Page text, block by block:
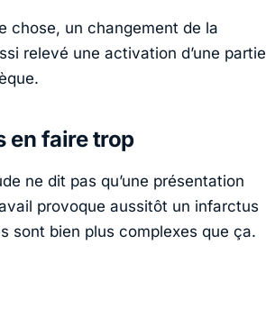
chose, un changement de la
relevé une activation d’une partie
en faire trop
ne dit pas qu’une présentation
provoque aussitôt un infarctus
sont bien plus complexes que ça.